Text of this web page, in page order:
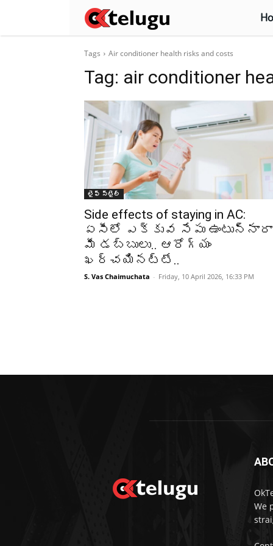
Tags Air conditioner health risks and costs
Tag: air conditioner
లైఫ్ స్టైల్
Side effects of staying in AC:
ఏసీలో ఎక్కువ సేపు
మీ డబ్బులు.. ఆరోగ్యం
ఖర్చయినట్టే..
S. Vas Chaimuchata - Friday, 10 April 2026, 16:33 PM
We